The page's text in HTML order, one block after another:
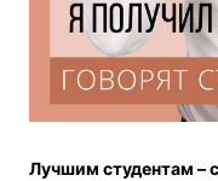
Лучшим студентам –